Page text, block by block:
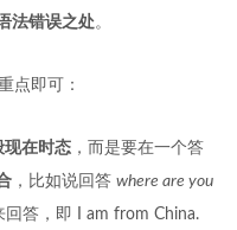
法错误之处。
点即可：
现在时态 ，而是要在一个答
，比如说回答 where are you
答，即 I am from China.